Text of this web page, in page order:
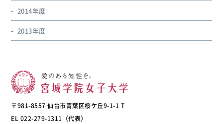
2014年度
2013年度
〒981-8557 仙台市青葉区桜ケ丘9-1-1 T
EL 022-279-1311（代表）